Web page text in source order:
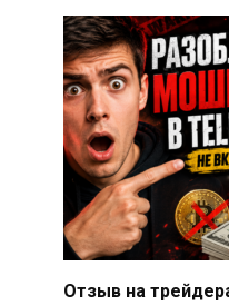
Отзыв на